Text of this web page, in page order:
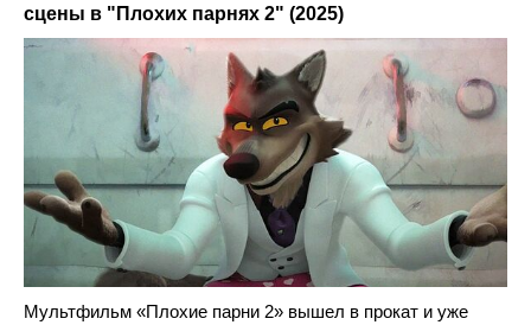
сцены в "Плохих парнях 2" (2025)
Мультфильм «Плохие парни 2» вышел в прокат и уже